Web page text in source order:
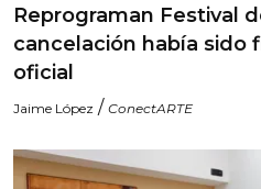
Reprograman Festival
cancelación había sido
oficial
Jaime López / ConectARTE